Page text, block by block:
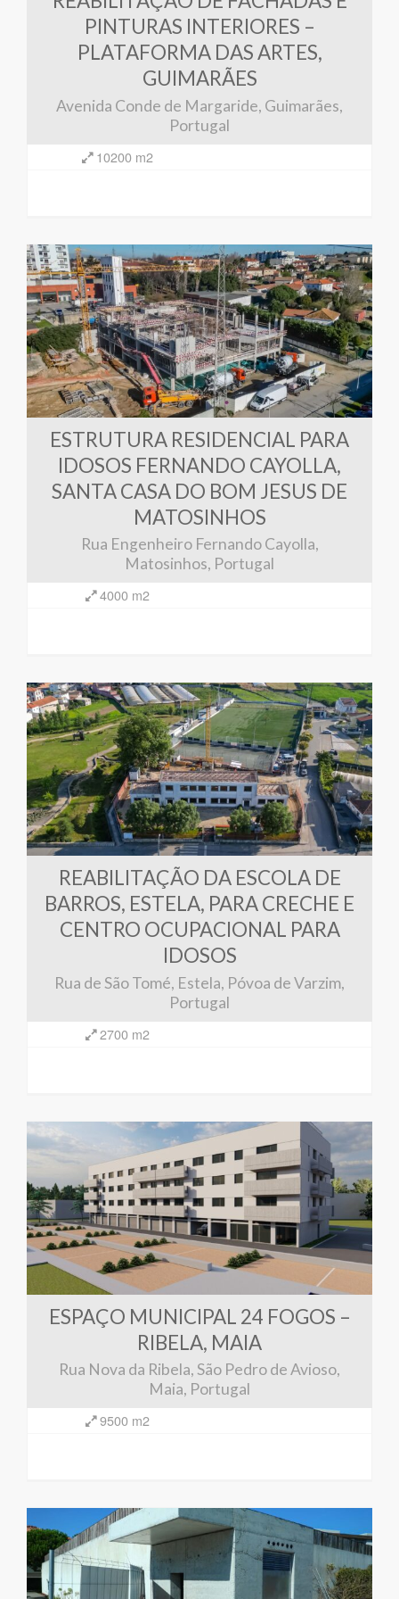
PINTURAS INTERIORES –
PLATAFORMA DAS ARTES,
GUIMARÃES
Avenida Conde de Margaride, Guimarães,
Portugal
10200 m2
ESTRUTURA RESIDENCIAL PARA
IDOSOS FERNANDO CAYOLLA,
SANTA CASA DO BOM JESUS DE
MATOSINHOS
Rua Engenheiro Fernando Cayolla,
Matosinhos, Portugal
4000 m2
REABILITAÇÃO DA ESCOLA DE
BARROS, ESTELA, PARA CRECHE E
CENTRO OCUPACIONAL PARA
IDOSOS
Rua de São Tomé, Estela, Póvoa de Varzim,
Portugal
2700 m2
ESPAÇO MUNICIPAL 24 FOGOS –
RIBELA, MAIA
Rua Nova da Ribela, São Pedro de Avioso,
Maia, Portugal
9500 m2